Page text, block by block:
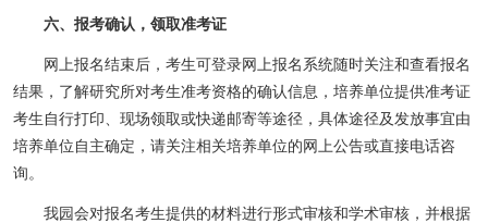
六、报考确认，领取准考证
网上报名结束后，考生可登录网上报名系统随时关注和查看报名
结果，了解研究所对考生准考资格的确认信息，培养单位提供准考证
考生自行打印、现场领取或快递邮寄等途径，具体途径及发放事宜由
培养单位自主确定，请关注相关培养单位的网上公告或直接电话咨
询。
我园 会对报名考生提供的材料进行形式审核和学术审核，并根据